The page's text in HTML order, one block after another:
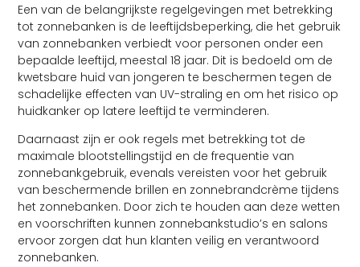
Een van de belangrijkste regelgevingen met betrekking
tot zonnebanken is de leeftijdsbeperking, die het gebruik
van zonnebanken verbiedt voor personen onder een
bepaalde leeftijd, meestal 18 jaar. Dit is bedoeld om de
kwetsbare huid van jongeren te beschermen tegen de
schadelijke effecten van UV-straling en om het risico op
huidkanker op latere leeftijd te verminderen.
Daarnaast zijn er ook regels met betrekking tot de
maximale blootstellingstijd en de frequentie van
zonnebankgebruik, evenals vereisten voor het gebruik
van beschermende brillen en zonnebrandcrème tijdens
het zonnebanken. Door zich te houden aan deze wetten
en voorschriften kunnen zonnebankstudio’s en salons
ervoor zorgen dat hun klanten veilig en verantwoord
zonnebanken.